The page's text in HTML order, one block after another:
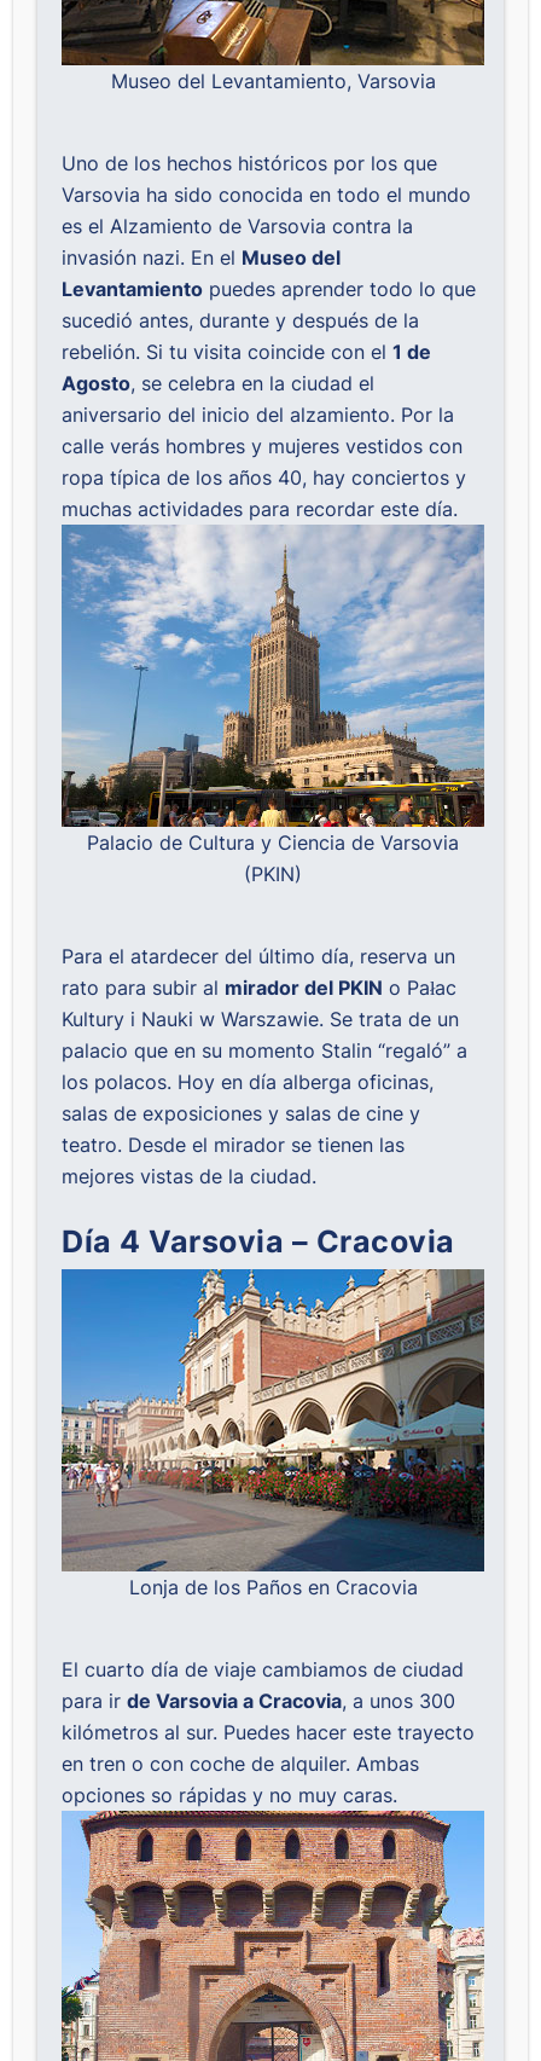
Museo del Levantamiento, Varsovia
Uno de los hechos históricos por los que
Varsovia ha sido conocida en todo el mundo
es el Alzamiento de Varsovia contra la
invasión nazi. En el Museo del
Levantamiento puedes aprender todo lo que
sucedió antes, durante y después de la
rebelión. Si tu visita coincide con el1 de
Agosto, se celebra en la ciudad el
aniversario del inicio del alzamiento. Por la
calle verás hombres y mujeres vestidos con
ropa típica de los años 40, hay conciertos y
muchas actividades para recordar este día.
Palacio de Cultura y Ciencia de Varsovia
(PKIN)
Para el atardecer del último día, reserva un
rato para subir al mirador del PKIN o Pałac
Kultury i Nauki w Warszawie. Se trata de un
palacio que en su momento Stalin “regaló” a
los polacos. Hoy en día alberga oficinas,
salas de exposiciones y salas de cine y
teatro. Desde el mirador se tienen las
mejores vistas de la ciudad.
Día 4 Varsovia – Cracovia
Lonja de los Paños en Cracovia
El cuarto día de viaje cambiamos de ciudad
para irde Varsovia a Cracovia, a unos 300
kilómetros al sur. Puedes hacer este trayecto
en tren o con coche de alquiler. Ambas
opciones so rápidas y no muy caras.